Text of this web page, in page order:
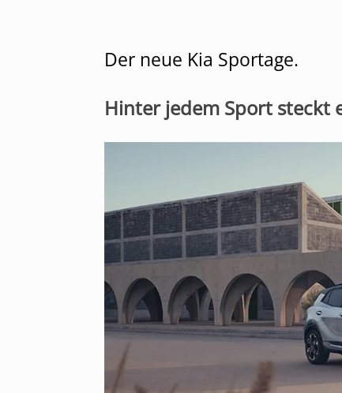
Der neue Kia Sportage.
Hinter jedem Sport steckt